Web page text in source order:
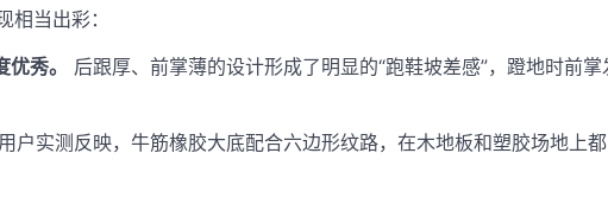
相当出彩：
秀。
后跟厚、前掌薄的设计形成了明显的“跑鞋坡差感”，蹬地时前
户实测反映，牛筋橡胶大底配合六边形纹路，在木地板和塑胶场地上